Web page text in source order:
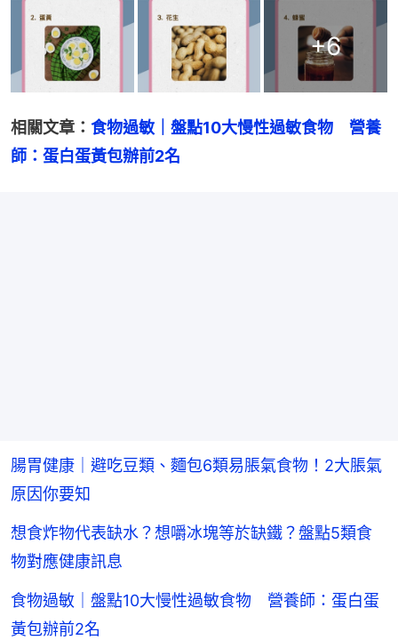
+6
相關文章： 食物過敏｜盤點10大慢性過敏食物　營養
師：蛋白蛋黃包辦前2名
腸胃健康｜避吃豆類、麵包6類易脹氣食物！2大脹氣
原因你要知
想食炸物代表缺水？想嚼冰塊等於缺鐵？盤點5類食
物對應健康訊息
食物過敏｜盤點10大慢性過敏食物 營養師：蛋白蛋
黃包辦前2名